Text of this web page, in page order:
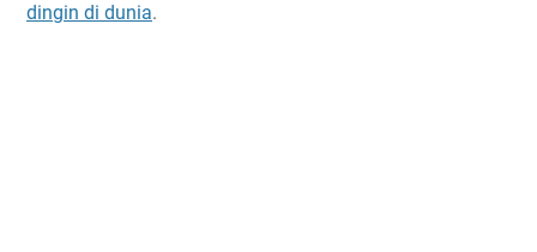
dingin di dunia.